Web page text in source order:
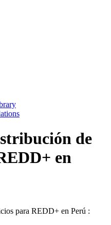
de
en
para REDD+ en Perú :